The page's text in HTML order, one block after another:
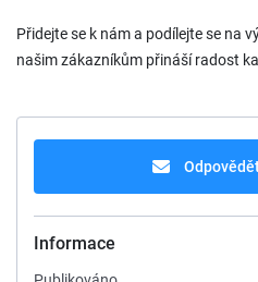
Přidejte se k nám a podílejte se na
našim zákazníkům přináší radost
Informace